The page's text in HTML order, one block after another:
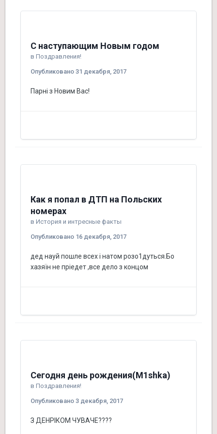
С наступающим Новым годом
в Поздравления!
Опубликовано 31 декабря, 2017
Парні з Новим Вас!
Как я попал в ДТП на Польских
номерах
в История и интресные факты
Опубликовано 16 декабря, 2017
дед науй пошле всех і натом розо1дуться.Бо
хазяїн не пріедет ,все дело з концом
Сегодня день рождения(M1shka)
в Поздравления!
Опубликовано 3 декабря, 2017
З ДЕНРІКОМ ЧУВАЧЕ????